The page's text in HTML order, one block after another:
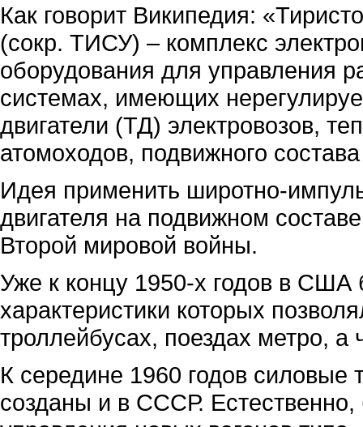
Как говорит Википедия:
(сокр. ТИСУ) – комплекс
оборудования для управления
системах, имеющих
двигатели (ТД) электровозов,
атомоходов, подвижного
Идея применить широтно-
двигателя на подвижном
Второй мировой войны.
Уже к концу 1950-х годов в
характеристики которых
троллейбусах, поездах метро, а
К середине 1960 годов
созданы и в СССР.